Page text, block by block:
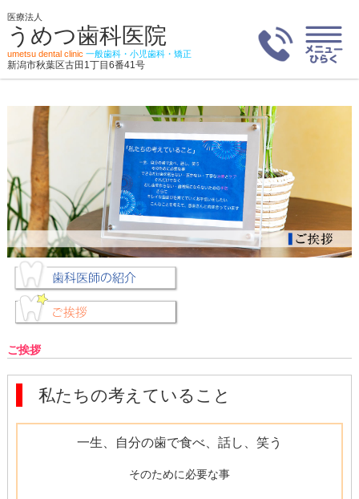
医療法人
うめつ歯科医院
umetsu dental clinic 一般歯科・小児歯科・矯正
新潟市秋葉区古田1丁目6番41号
ご挨拶
私たちの考えていること
一生、自分の歯で食べ、話し、笑う
そのために必要な事